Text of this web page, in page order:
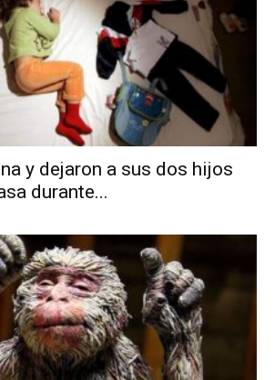
y dejaron a sus dos hijos
durante...